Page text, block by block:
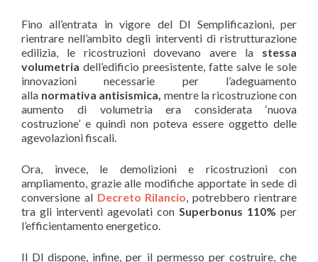
Fino all’entrata in vigore del Dl Semplificazioni, per
rientrare nell’ambito degli interventi di ristrutturazione
edilizia, le ricostruzioni dovevano avere la stessa
volumetria dell’edificio preesistente, fatte salve le sole
innovazioni necessarie per l’adeguamento
alla normativa antisismica, mentre la ricostruzione con
aumento di volumetria era considerata ‘nuova
costruzione’ e quindi non poteva essere oggetto delle
agevolazioni fiscali.
Ora, invece, le demolizioni e ricostruzioni con
ampliamento, grazie alle modifiche apportate in sede di
conversione al Decreto Rilancio, potrebbero rientrare
tra gli interventi agevolati con Superbonus 110% per
l’efficientamento energetico.
Il Dl dispone, infine, per il permesso per costruire, che